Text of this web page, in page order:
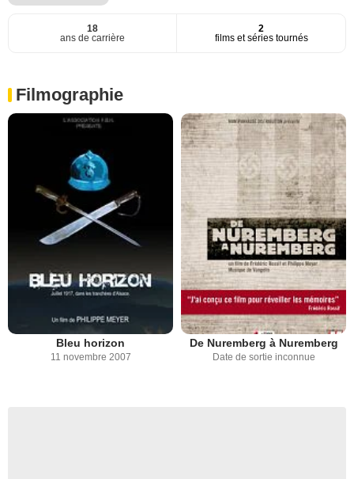
18
ans de carrière
2
films et séries tournés
Filmographie
Bleu horizon
11 novembre 2007
De Nuremberg à Nuremberg
Date de sortie inconnue